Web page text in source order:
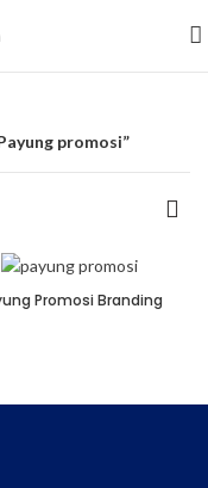
promosi”
Promosi Branding